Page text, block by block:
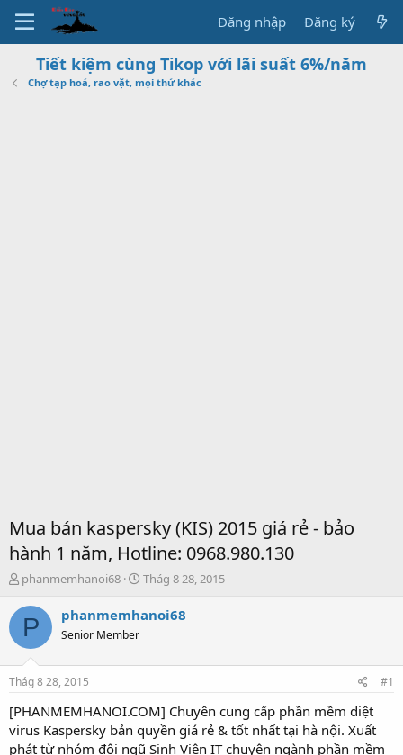
Đăng nhập Đăng ký
Tiết kiệm cùng Tikop với lãi suất 6%/năm
Chợ tạp hoá, rao vặt, mọi thứ khác
Mua bán kaspersky (KIS) 2015 giá rẻ - bảo
hành 1 năm, Hotline: 0968.980.130
T
r
a
s
t
a
t
phanmemhanoi68
S
a
e
Thág 8 28, 2015
P phanmemhanoi68
Senior Member
Thág 8 28, 2015 #1
[PHANMEMHANOI.COM] Chuyên cung cấp phần mềm diệt
virus Kaspersky bản quyền giá rẻ & tốt nhất tại hà nội. Xuất
phát từ nhóm đội ngũ Sinh Viên IT chuyên ngành phần mềm